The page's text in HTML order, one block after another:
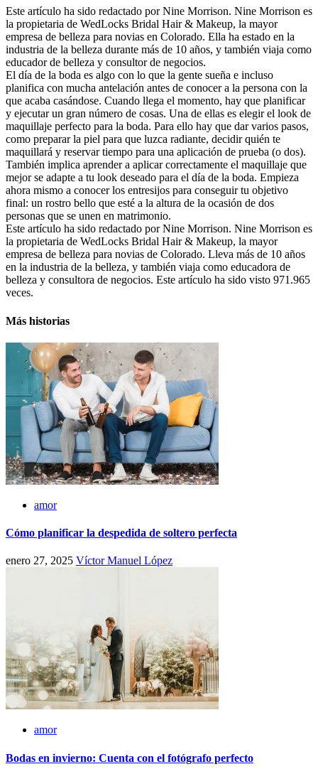
Este artículo ha sido redactado por Nine Morrison. Nine Morrison es
la propietaria de WedLocks Bridal Hair & Makeup, la mayor
empresa de belleza para novias en Colorado. Ella ha estado en la
industria de la belleza durante más de 10 años, y también viaja como
educador de belleza y consultor de negocios.
El día de la boda es algo con lo que la gente sueña e incluso
planifica con mucha antelación antes de conocer a la persona con la
que acaba casándose. Cuando llega el momento, hay que planificar
y ejecutar un gran número de cosas. Una de ellas es elegir el look de
maquillaje perfecto para la boda. Para ello hay que dar varios pasos,
como preparar la piel para que luzca radiante, decidir quién te
maquillará y reservar tiempo para una aplicación de prueba (o dos).
También implica aprender a aplicar correctamente el maquillaje que
mejor se adapte a tu look deseado para el día de la boda. Empieza
ahora mismo a conocer los entresijos para conseguir tu objetivo
final: un rostro bello que esté a la altura de la ocasión de dos
personas que se unen en matrimonio.
Este artículo ha sido redactado por Nine Morrison. Nine Morrison es
la propietaria de WedLocks Bridal Hair & Makeup, la mayor
empresa de belleza para novias de Colorado. Lleva más de 10 años
en la industria de la belleza, y también viaja como educadora de
belleza y consultora de negocios. Este artículo ha sido visto 971.965
veces.
Más historias
amor
Cómo planificar la despedida de soltero perfecta
enero 27, 2025 Víctor Manuel López
amor
Bodas en invierno: Cuenta con el fotógrafo perfecto